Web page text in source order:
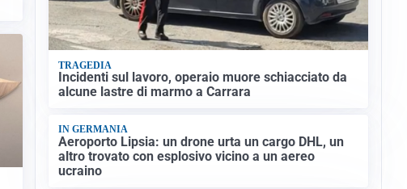
TRAGEDIA
Incidenti sul lavoro, operaio muore schiacciato da
alcune lastre di marmo a Carrara
IN GERMANIA
Aeroporto Lipsia: un drone urta un cargo DHL, un
altro trovato con esplosivo vicino a un aereo
ucraino